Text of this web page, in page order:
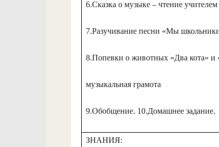
6.Сказка о музыке – чтение учителем
7.Разучивание песни «Мы
8.Попевки о животных «Два кота»
музыкальная грамота
9.Обобщение. 10.Домашнее задание.
ЗНАНИЯ: